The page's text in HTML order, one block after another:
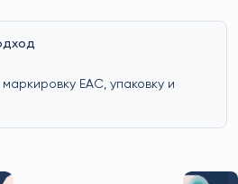
EAC, упаковку и